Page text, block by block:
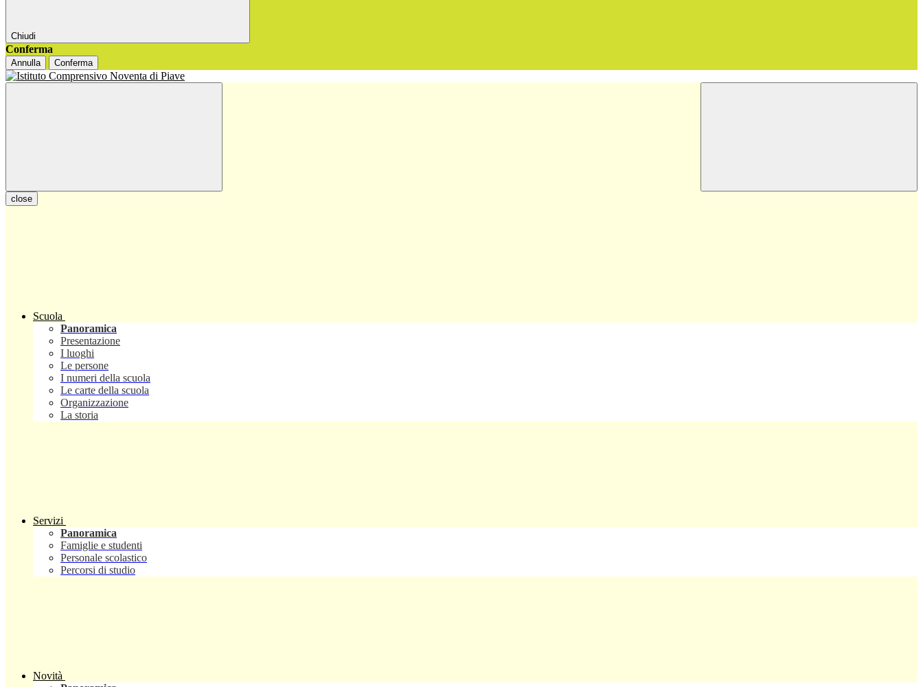
Chiudi
Conferma
Annulla Conferma
close
Scuola
Panoramica
Presentazione
I luoghi
Le persone
I numeri della scuola
Le carte della scuola
Organizzazione
La storia
Servizi
Panoramica
Famiglie e studenti
Personale scolastico
Percorsi di studio
Novità